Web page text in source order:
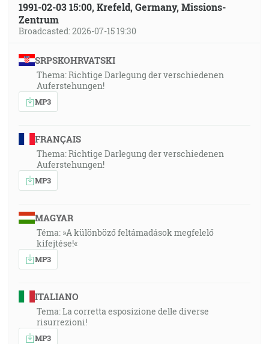
1991-02-03 15:00, Krefeld, Germany, Missions-
Zentrum
Broadcasted: 2026-07-15 19:30
SRPSKOHRVATSKI
Thema: Richtige Darlegung der verschiedenen
Auferstehungen!
MP3
FRANÇAIS
Thema: Richtige Darlegung der verschiedenen
Auferstehungen!
MP3
MAGYAR
Téma: »A különböző feltámadások megfelelő
kifejtése!«
MP3
ITALIANO
Tema: La corretta esposizione delle diverse
risurrezioni!
MP3